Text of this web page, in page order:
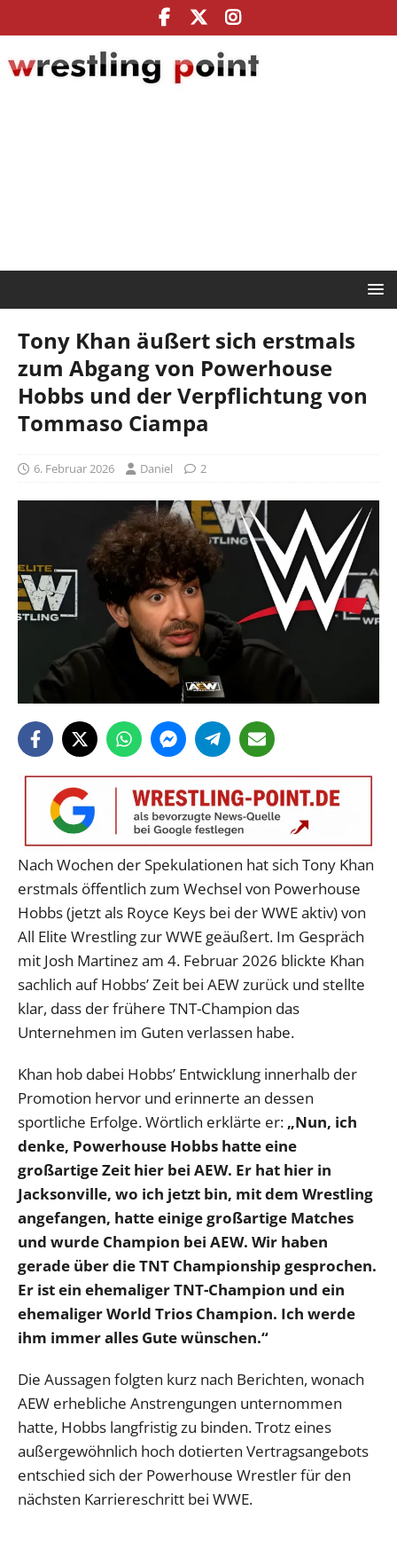
Tony Khan äußert sich erstmals
zum Abgang von Powerhouse
Hobbs und der Verpflichtung von
Tommaso Ciampa
6. Februar 2026 Daniel 2
Nach Wochen der Spekulationen hat sich Tony Khan
erstmals öffentlich zum Wechsel von Powerhouse
Hobbs (jetzt als Royce Keys bei der WWE aktiv) von
All Elite Wrestling zur WWE geäußert. Im Gespräch
mit Josh Martinez am 4. Februar 2026 blickte Khan
sachlich auf Hobbs’ Zeit bei AEW zurück und stellte
klar, dass der frühere TNT-Champion das
Unternehmen im Guten verlassen habe.
Khan hob dabei Hobbs’ Entwicklung innerhalb der
Promotion hervor und erinnerte an dessen
sportliche Erfolge. Wörtlich erklärte er: „Nun, ich
denke, Powerhouse Hobbs hatte eine
großartige Zeit hier bei AEW. Er hat hier in
Jacksonville, wo ich jetzt bin, mit dem Wrestling
angefangen, hatte einige großartige Matches
und wurde Champion bei AEW. Wir haben
gerade über die TNT Championship gesprochen.
Er ist ein ehemaliger TNT-Champion und ein
ehemaliger World Trios Champion. Ich werde
ihm immer alles Gute wünschen.“
Die Aussagen folgten kurz nach Berichten, wonach
AEW erhebliche Anstrengungen unternommen
hatte, Hobbs langfristig zu binden. Trotz eines
außergewöhnlich hoch dotierten Vertragsangebots
entschied sich der Powerhouse Wrestler für den
nächsten Karriereschritt bei WWE.